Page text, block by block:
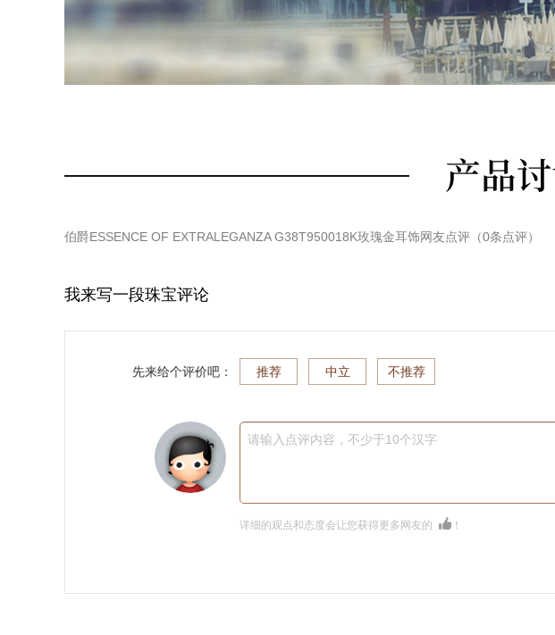
伯爵ESSENCE OF EXTRALEGANZA G38T950018K玫瑰金耳饰网友点评（0条点评）
我来写一段珠宝评论
先来给个评价吧： 推荐 中立 不推荐
请输入点评内容，不少于10个汉字
详细的观点和态度会让您获得更多网友的 ！